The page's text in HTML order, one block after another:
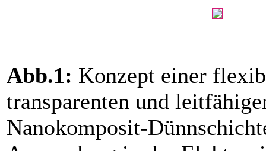
Abb.1: Konzept einer
transparenten und
Nanokomposit-